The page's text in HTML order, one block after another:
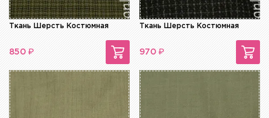
Ткань Шерсть Костюмная
850 ₽
Ткань Шерсть Костюмная
970 ₽